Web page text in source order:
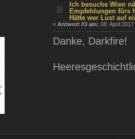
Ich besuche Wien
Empfehlungen fürs
Hätte wer Lust auf
« Antwort #3 am: 08. April
Danke, Darkfire!